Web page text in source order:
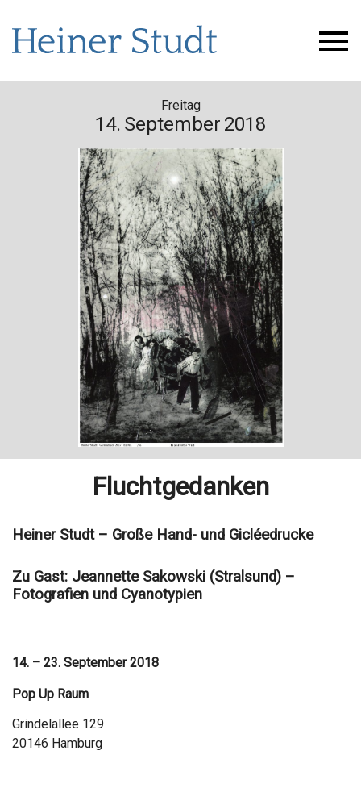
Freitag
14. September 2018
Fluchtgedanken
Heiner Studt – Große Hand- und Gicléedrucke
Zu Gast: Jeannette Sakowski (Stralsund) –
Fotografien und Cyanotypien
14. – 23. September 2018
Pop Up Raum
Grindelallee 129
20146 Hamburg